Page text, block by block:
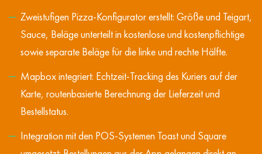
Zweistufigen Pizza-Konfigurator erstellt: Größe und Teigart,
Sauce, Beläge unterteilt in kostenlose und kostenpflichtige
sowie separate Beläge für die linke und rechte Hälfte.
Mapbox integriert: Echtzeit-Tracking des Kuriers auf der
Karte, routenbasierte Berechnung der Lieferzeit und
Bestellstatus.
Integration mit den POS-Systemen Toast und Square